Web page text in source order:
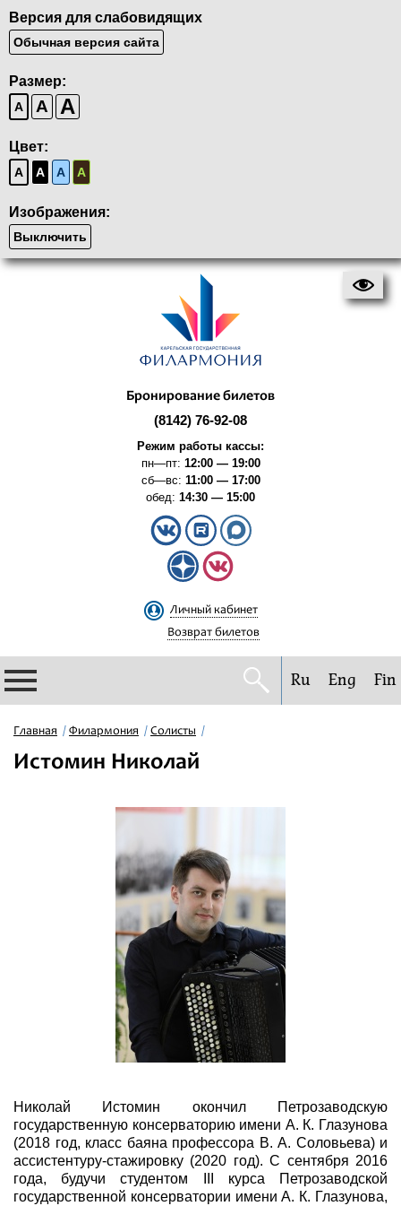
Версия для слабовидящих
Обычная версия сайта
Размер:
A A A
Цвет:
A A A A
Изображения:
Выключить
Бронирование билетов
(8142) 76-92-08
Режим работы кассы:
пн—пт: 12:00 — 19:00
сб—вс: 11:00 — 17:00
обед: 14:30 — 15:00
Личный кабинет
Возврат билетов
Филармония
Ru Eng Fin
Главная Филармония Солисты
Истомин Николай
Николай Истомин окончил Петрозаводскую
государственную консерваторию имени А. К. Глазунова
(2018 год, класс баяна профессора В. А. Соловьева) и
ассистентуру-стажировку (2020 год). С сентября 2016
года, будучи студентом III курса Петрозаводской
государственной консерватории имени А. К. Глазунова,